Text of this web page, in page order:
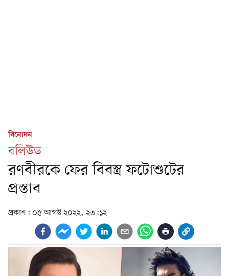
বিনোদন
বলিউড
রণবীরকে ফের বিবস্ত্র ফটোশুটের
প্রস্তাব
প্রকাশ: ০৫ আগস্ট ২০২২, ২৩:১২